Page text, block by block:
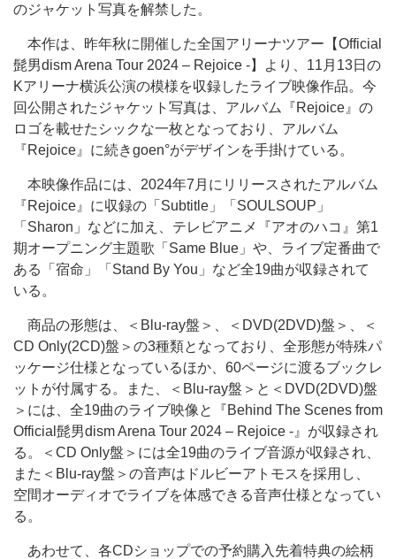
のジャケット写真を解禁した。
本作は、昨年秋に開催した全国アリーナツアー【Official
髭男dism Arena Tour 2024 – Rejoice -】より、11月13日の
Kアリーナ横浜公演の模様を収録したライブ映像作品。今
回公開されたジャケット写真は、アルバム『Rejoice』の
ロゴを載せたシックな一枚となっており、アルバム
『Rejoice』に続きgoen°がデザインを手掛けている。
本映像作品には、2024年7月にリリースされたアルバム
『Rejoice』に収録の「Subtitle」「SOULSOUP」
「Sharon」などに加え、テレビアニメ『アオのハコ』第1
期オープニング主題歌「Same Blue」や、ライブ定番曲で
ある「宿命」「Stand By You」など全19曲が収録されて
いる。
商品の形態は、＜Blu-ray盤＞、＜DVD(2DVD)盤＞、＜
CD Only(2CD)盤＞の3種類となっており、全形態が特殊パ
ッケージ仕様となっているほか、60ページに渡るブックレ
ットが付属する。また、＜Blu-ray盤＞と＜DVD(2DVD)盤
＞には、全19曲のライブ映像と『Behind The Scenes from
Official髭男dism Arena Tour 2024 – Rejoice -』が収録され
る。＜CD Only盤＞には全19曲のライブ音源が収録され、
また＜Blu-ray盤＞の音声はドルビーアトモスを採用し、
空間オーディオでライブを体感できる音声仕様となってい
る。
あわせて、各CDショップでの予約購入先着特典の絵柄